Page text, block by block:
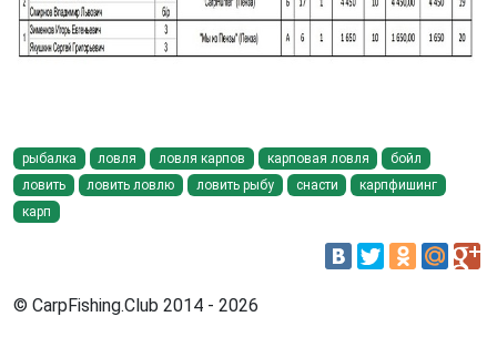
рыбалка ловля ловля карпов карповая ловля
бойл
ловить
ловить ловлю ловить рыбу снасти
карпфишинг
карп
© CarpFishing.Club 2014 - 2026